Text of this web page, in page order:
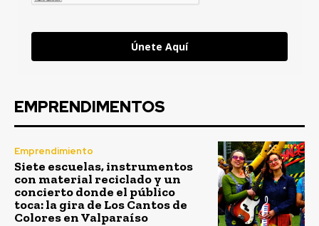
Únete Aquí
EMPRENDIMENTOS
Emprendimiento
Siete escuelas, instrumentos
con material reciclado y un
concierto donde el público
toca: la gira de Los Cantos de
Colores en Valparaíso